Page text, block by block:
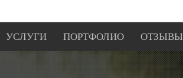
УСЛУГИ ПОРТФОЛИО ОТЗЫВЫ